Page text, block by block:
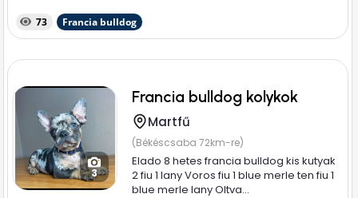
73 Francia bulldog
3
Francia bulldog kolykok
Martfű
(Békéscsaba 72km-re)
Elado 8 hetes francia bulldog kis kutyak
2 fiu 1 lany Voros fiu 1 blue merle ten fiu 1
blue merle lany Oltva...